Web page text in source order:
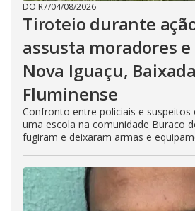
DO R7/04/08/2026
Tiroteio durante
assusta moradores
Nova Iguaçu, Baixada
Fluminense
Confronto entre policiais e
uma escola na comunidade Buraco
fugiram e deixaram armas e